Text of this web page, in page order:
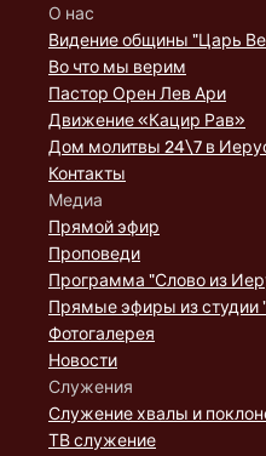
О нас
Видение общины "Царь
Во что мы верим
Пастор Орен Лев Ари
Движение «Кацир Рав»
Дом молитвы 24\7 в
Контакты
Медиа
Прямой эфир
Проповеди
Программа "Слово из
Прямые эфиры из студии
Фотогалерея
Новости
Служения
Служение хвалы и
ТВ служение